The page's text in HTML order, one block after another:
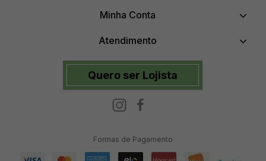
Ainda não há comentários para este produto.
Minha Conta
Atendimento
Quero ser Lojista
Formas de Pagamento